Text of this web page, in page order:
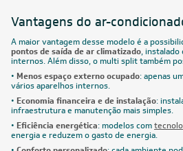
Vantagens do ar-
A maior vantagem desse modelo é a
pontos de saída de ar climatizado, instalado
internos. Além disso, o multi split também
• Menos espaço externo ocupado: apenas
vários aparelhos internos.
• Economia financeira e de instalação:
infraestrutura e manutenção mais simples.
• Eficiência energética: modelos com
energia e reduzem o gasto de energia.